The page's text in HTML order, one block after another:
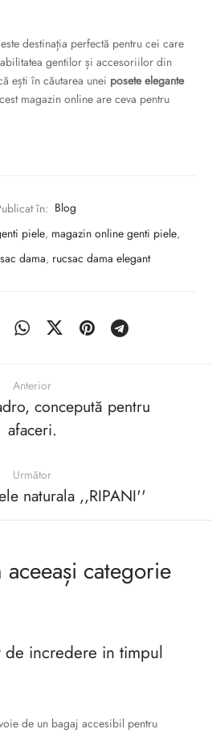
destinația perfectă pentru cei care
gentilor și accesoriilor din
ești în căutarea unei posete elegante
magazin online are ceva pentru
în: Blog
piele, magazin online genti piele,
dama, rucsac dama elegant
Anterior
concepută pentru
afaceri.
Următor
naturala ,,RIPANI''
categorie
de incredere in timpul
de un bagaj accesibil pentru